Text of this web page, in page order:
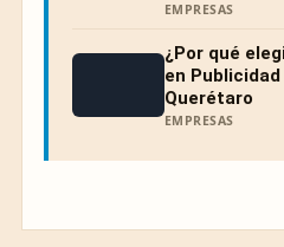
EMPRESAS
¿Por qué
en
Querétaro
EMPRESAS